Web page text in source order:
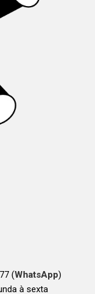
(WhatsApp)
à sexta